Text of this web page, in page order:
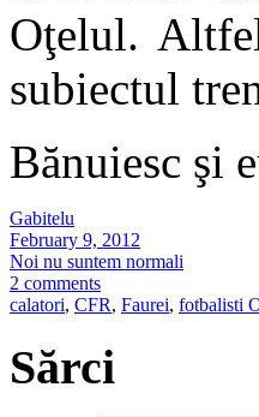
Oţelul.
subiectul
Bănuiesc şi
Gabitelu
February 9, 2012
Noi nu suntem normali
2 comments
calatori, CFR, Faurei, fotbalisti
Sărci